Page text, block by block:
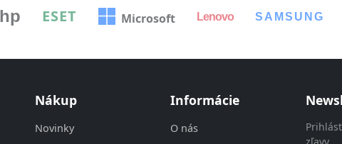
hp ESET Microsoft Lenovo SAMSUNG
Nákup
Novinky
Informácie
O nás